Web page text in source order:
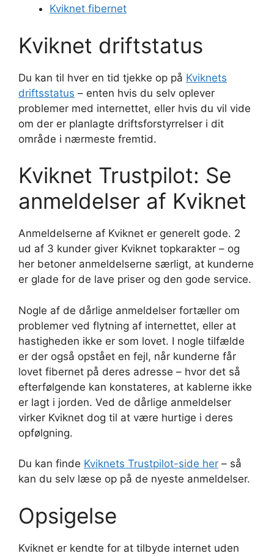
Kviknet fibernet
Kviknet driftstatus
Du kan til hver en tid tjekke op på Kviknets
driftsstatus – enten hvis du selv oplever
problemer med internettet, eller hvis du vil vide
om der er planlagte driftsforstyrrelser i dit
område i nærmeste fremtid.
Kviknet Trustpilot: Se
anmeldelser af Kviknet
Anmeldelserne af Kviknet er generelt gode. 2
ud af 3 kunder giver Kviknet topkarakter – og
her betoner anmeldelserne særligt, at kunderne
er glade for de lave priser og den gode service.
Nogle af de dårlige anmeldelser fortæller om
problemer ved flytning af internettet, eller at
hastigheden ikke er som lovet. I nogle tilfælde
er der også opstået en fejl, når kunderne får
lovet fibernet på deres adresse – hvor det så
efterfølgende kan konstateres, at kablerne ikke
er lagt i jorden. Ved de dårlige anmeldelser
virker Kviknet dog til at være hurtige i deres
opfølgning.
Du kan finde Kviknets Trustpilot-side her – så
kan du selv læse op på de nyeste anmeldelser.
Opsigelse
Kviknet er kendte for at tilbyde internet uden